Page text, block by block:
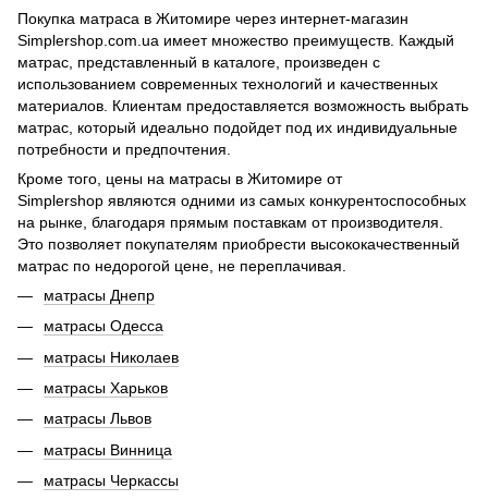
Покупка матраса в Житомире через интернет-магазин
Simplershop.com.ua имеет множество преимуществ. Каждый
матрас, представленный в каталоге, произведен с
использованием современных технологий и качественных
материалов. Клиентам предоставляется возможность выбрать
матрас, который идеально подойдет под их индивидуальные
потребности и предпочтения.
Кроме того, цены на матрасы в Житомире от
Simplershop являются одними из самых конкурентоспособных
на рынке, благодаря прямым поставкам от производителя.
Это позволяет покупателям приобрести высококачественный
матрас по недорогой цене, не переплачивая.
матрасы Днепр
матрасы Одесса
матрасы Николаев
матрасы Харьков
матрасы Львов
матрасы Винница
матрасы Черкассы